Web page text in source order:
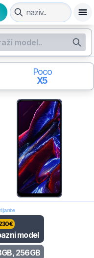
Poco
X5
€
model
256GB